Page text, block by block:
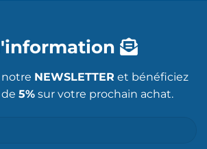
notre NEWSLETTER et bénéficiez
5% sur votre prochain achat.